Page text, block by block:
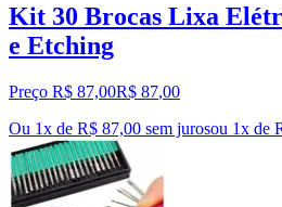
Kit 30 Brocas Lixa
e Etching
Preço R$ 87,00R$ 87,00
Ou 1x de R$ 87,00 sem jurosou 1x de